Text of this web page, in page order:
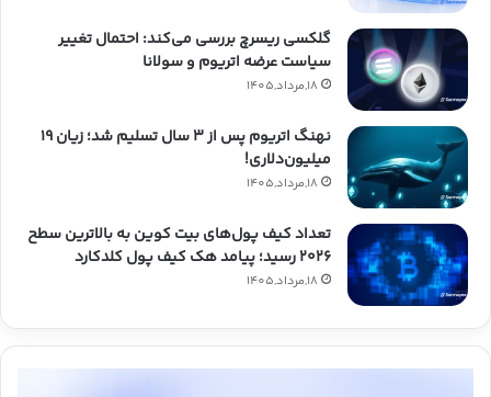
گلکسی ریسرچ بررسی می‌کند: احتمال تغییر
سیاست عرضه اتریوم و سولانا
18,مرداد,1405
نهنگ اتریوم پس از ۳ سال تسلیم شد؛ زیان ۱۹
میلیون‌دلاری!
18,مرداد,1405
تعداد کیف پول‌های بیت کوین به بالاترین سطح
۲۰۲۶ رسید؛ پیامد هک کیف پول کلدکارد
18,مرداد,1405